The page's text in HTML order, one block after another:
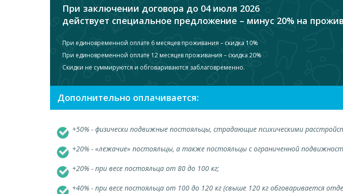
При заключении договора до 04 июля 2026
действует специальное предложение – минус 20% на
При единовременной оплате 6 месяцев проживания – скидка 10%
При единовременной оплате 12 месяцев проживания – скидка 20%
Скидки не суммируются и обговариваются заблаговременно.
Дополнительно оплачивается:
+50% - физически подвижные постояльцы, страдающие психическими
+20% - «лежачие» постояльцы, а также постояльцы с ограниченной
+20% - при весе постояльца от 80 до 100 кг;
+40% - при весе постояльца от 100 до 120 кг (свыше 120 кг обговаривается